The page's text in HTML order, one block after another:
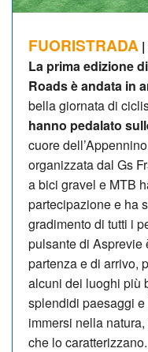
FUORISTRADA
La prima edizione
Roads è andata in
bella giornata di
hanno pedalato
cuore
organizzata dal Gs
a bici gravel e MTB
partecipazione e ha
gradimento di tutti i
pulsante di Asprevie
partenza e di arrivo,
alcuni dei luoghi più
splendidi paesaggi
immersi nella
che lo caratterizzano.